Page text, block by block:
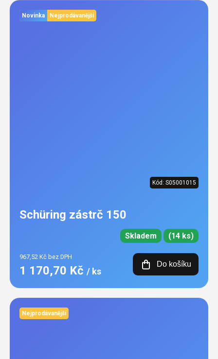
Novinka Nejprodávanější
Kód: S05001015
Schüring zástrč 150
Skladem (14 ks)
967,52 Kč bez DPH
1 170,70 Kč / ks
Do košíku
Nejprodávanější